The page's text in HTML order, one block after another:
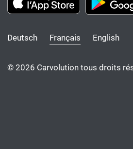
Deutsch Français English
© 2026 Carvolution tous droits